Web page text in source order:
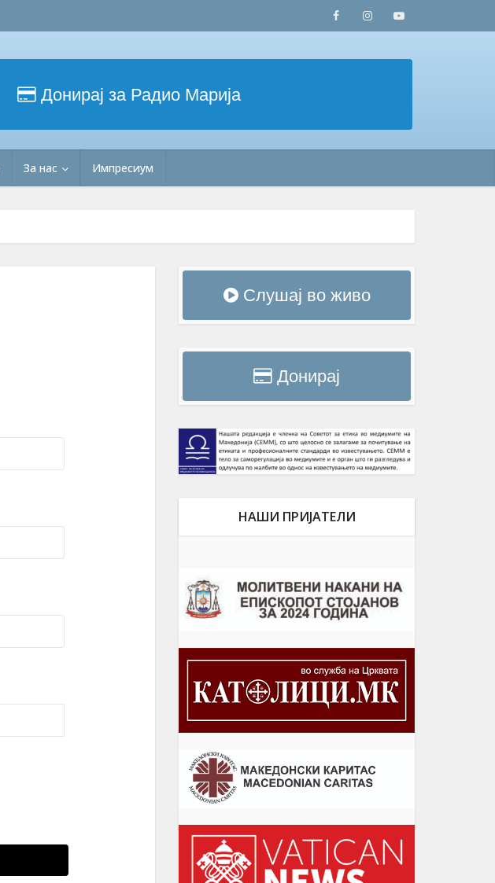
Донирај за Радио Марија
За нас Импресиум
Слушај во живо
Донирај
НАШИ ПРИЈАТЕЛИ